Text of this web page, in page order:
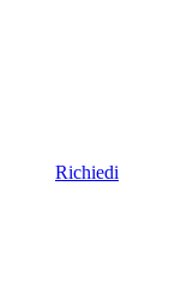
Richiedi